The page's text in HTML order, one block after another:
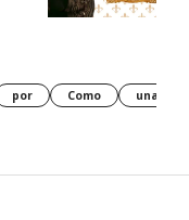
por Como una